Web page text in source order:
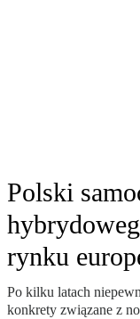
Polski
rynku
Po kilku latach
konkrety związane z